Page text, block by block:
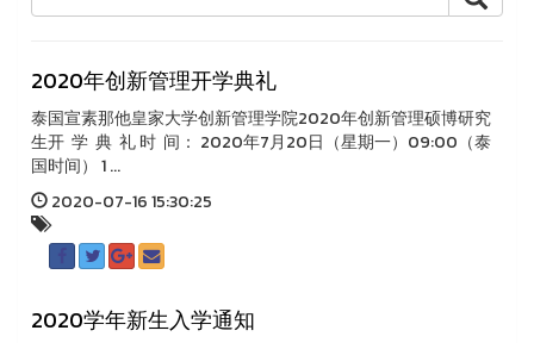
2020年创新管理开学典礼
泰国宣素那他皇家大学创新管理学院2020年创新管理硕博研究
生开 学 典 礼 时 间： 2020年7月20日（星期一）09:00（泰
国时间） 1 ...
2020-07-16 15:30:25
2020学年新生入学通知